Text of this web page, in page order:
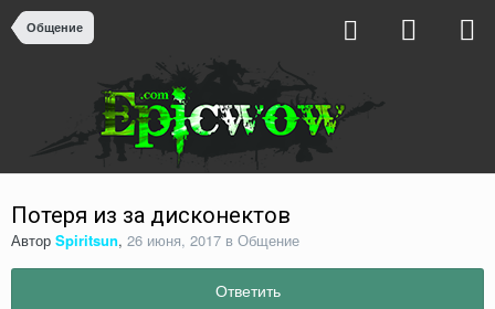
Общение
Потеря из за дисконектов
Автор Spiritsun, 26 июня, 2017 в Общение
Ответить